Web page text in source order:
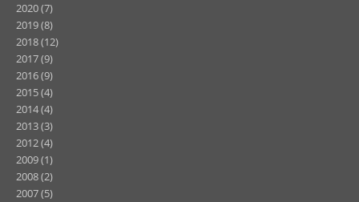
2020(7)
2019(8)
2018(12)
2017(9)
2016(9)
2015(4)
2014(4)
2013(3)
2012(4)
2009(1)
2008(2)
2007(5)